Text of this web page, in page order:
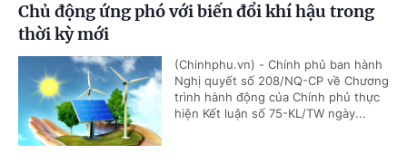
Chủ động ứng phó với biến đổi khí hậu trong
thời kỳ mới
(Chinhphu.vn) - Chính phủ ban hành
Nghị quyết số 208/NQ-CP về Chương
trình hành động của Chính phủ thực
hiện Kết luận số 75-KL/TW ngày...